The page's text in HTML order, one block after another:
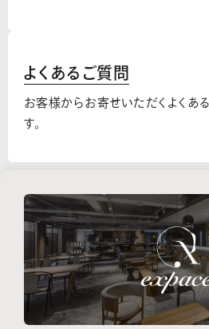
よくあるご質問
お客様からお寄せいただくよくあ
す。